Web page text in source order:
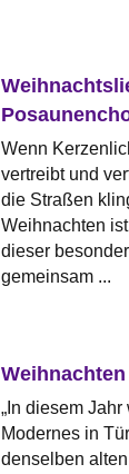
Wenn
vertreibt und
die Straßen
Weihnachten
dieser
gemeinsam ...
Weihnachten
„In diesem
Modernes in
denselben